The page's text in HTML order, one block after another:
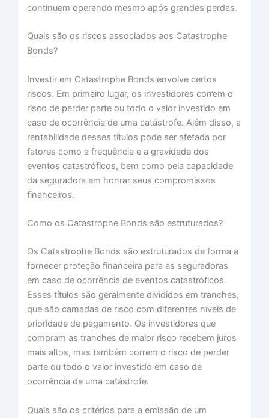
continuem operando mesmo após grandes perdas.
Quais são os riscos associados aos Catastrophe
Bonds?
Investir em Catastrophe Bonds envolve certos
riscos. Em primeiro lugar, os investidores correm o
risco de perder parte ou todo o valor investido em
caso de ocorrência de uma catástrofe. Além disso, a
rentabilidade desses títulos pode ser afetada por
fatores como a frequência e a gravidade dos
eventos catastróficos, bem como pela capacidade
da seguradora em honrar seus compromissos
financeiros.
Como os Catastrophe Bonds são estruturados?
Os Catastrophe Bonds são estruturados de forma a
fornecer proteção financeira para as seguradoras
em caso de ocorrência de eventos catastróficos.
Esses títulos são geralmente divididos em tranches,
que são camadas de risco com diferentes níveis de
prioridade de pagamento. Os investidores que
compram as tranches de maior risco recebem juros
mais altos, mas também correm o risco de perder
parte ou todo o valor investido em caso de
ocorrência de uma catástrofe.
Quais são os critérios para a emissão de um